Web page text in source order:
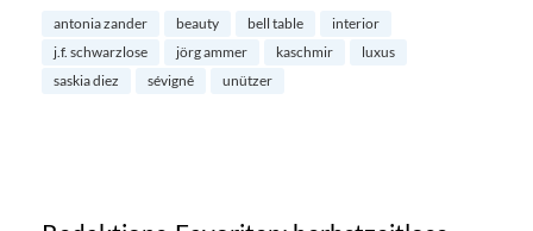
antonia zander beauty bell table
interior
j.f. schwarzlose
jörg ammer kaschmir
luxus
saskia diez
sévigné unützer